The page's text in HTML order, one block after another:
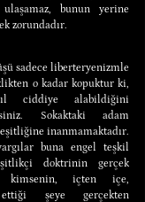
bunun yerine
zorundadır.
sadece liberteryenizmle
o kadar kopuktur ki,
ciddiye alabildiğini
Sokaktaki adam
inanmamaktadır.
buna engel teşkil
doktrinin gerçek
kimsenin, içten içe,
şeye gerçekten